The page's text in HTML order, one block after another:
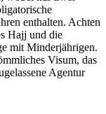
enthalten. Achten
Hajj und die
mit Minderjährigen.
Visum, das
Agentur